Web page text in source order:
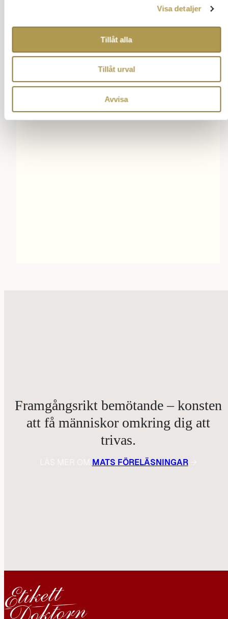
Visa detaljer
Tillåt alla
Tillåt urval
Avvisa
Annons:
Framgångsrikt bemötande – konsten
att få människor omkring dig att
trivas.
MATS FÖRELÄSNINGAR→